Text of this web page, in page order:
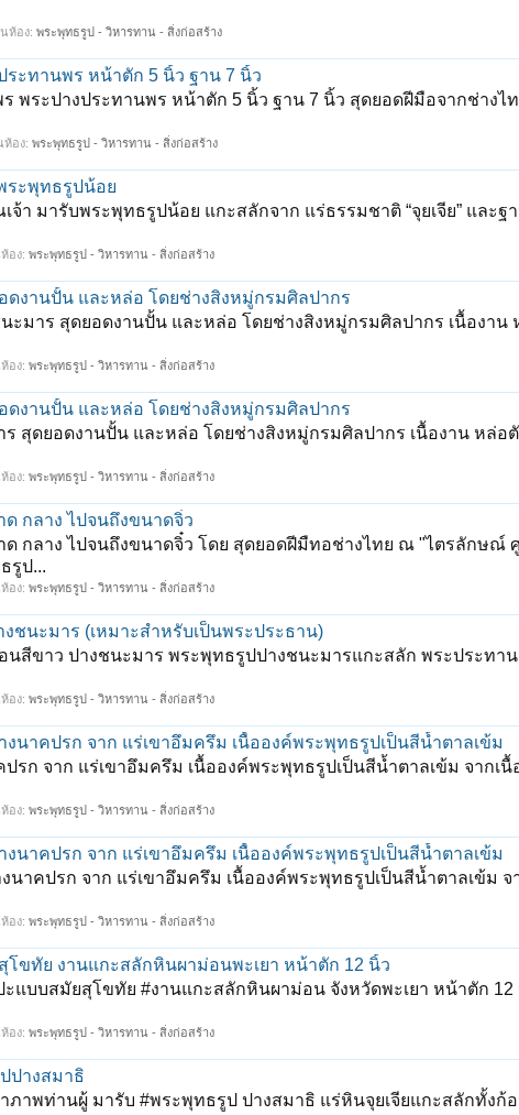
นห้อง: พระพุทธรูป - วิหารทาน - สิ่งก่อสร้าง
ะทานพร หน้าตัก 5 นิ้ว ฐาน 7 นิ้ว
พระปางประทานพร หน้าตัก 5 นิ้ว ฐาน 7 นิ้ว สุดยอดฝีมือจากช่างไ
ห้อง: พระพุทธรูป - วิหารทาน - สิ่งก่อสร้าง
ระพุทธรูปน้อย
า มารับพระพุทธรูปน้อย แกะสลักจาก แร่ธรรมชาติ “จุยเจีย” และ
อง: พระพุทธรูป - วิหารทาน - สิ่งก่อสร้าง
งานปั้น และหล่อ โดยช่างสิงหมู่กรมศิลปากร
ะมาร สุดยอดงานปั้น และหล่อ โดยช่างสิงหมู่กรมศิลปากร เนื้องาน
อง: พระพุทธรูป - วิหารทาน - สิ่งก่อสร้าง
งานปั้น และหล่อ โดยช่างสิงหมู่กรมศิลปากร
สุดยอดงานปั้น และหล่อ โดยช่างสิงหมู่กรมศิลปากร เนื้องาน หล่อ
อง: พระพุทธรูป - วิหารทาน - สิ่งก่อสร้าง
กลาง ไปจนถึงขนาดจิ๋ว
กลาง ไปจนถึงขนาดจิ๋ว โดย สุดยอดฝีมืทอช่างไทย ณ "ไตรลักษณ์
รูป...
อง: พระพุทธรูป - วิหารทาน - สิ่งก่อสร้าง
นะมาร (เหมาะสำหรับเป็นพระประธาน)
นสีขาว ปางชนะมาร พระพุทธรูปปางชนะมารแกะสลัก พระประทา
อง: พระพุทธรูป - วิหารทาน - สิ่งก่อสร้าง
นาคปรก จาก แร่เขาอึมครึม เนื้อองค์พระพุทธรูปเป็นสีน้ำตาลเข้ม
ปรก จาก แร่เขาอึมครึม เนื้อองค์พระพุทธรูปเป็นสีน้ำตาลเข้ม จากเ
อง: พระพุทธรูป - วิหารทาน - สิ่งก่อสร้าง
นาคปรก จาก แร่เขาอึมครึม เนื้อองค์พระพุทธรูปเป็นสีน้ำตาลเข้ม
นาคปรก จาก แร่เขาอึมครึม เนื้อองค์พระพุทธรูปเป็นสีน้ำตาลเข้ม จ
อง: พระพุทธรูป - วิหารทาน - สิ่งก่อสร้าง
ขทัย งานแกะสลักหินผาม่อนพะเยา หน้าตัก 12 นิ้ว
ะแบบสมัยสุโขทัย #งานแกะสลักหินผาม่อน จังหวัดพะเยา หน้าตัก
อง: พระพุทธรูป - วิหารทาน - สิ่งก่อสร้าง
ปางสมาธิ
าพท่านผู้ มารับ #พระพุทธรูป ปางสมาธิ แร่หินจุยเจียแกะสลักทั้งก้อ